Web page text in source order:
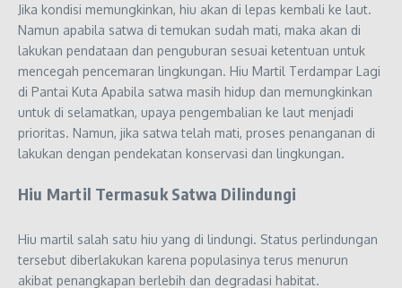
Jika kondisi memungkinkan, hiu akan di lepas kembali ke laut.
Namun apabila satwa di temukan sudah mati, maka akan di
lakukan pendataan dan penguburan sesuai ketentuan untuk
mencegah pencemaran lingkungan. Hiu Martil Terdampar Lagi
di Pantai Kuta Apabila satwa masih hidup dan memungkinkan
untuk di selamatkan, upaya pengembalian ke laut menjadi
prioritas. Namun, jika satwa telah mati, proses penanganan di
lakukan dengan pendekatan konservasi dan lingkungan.
Hiu Martil Termasuk Satwa Dilindungi
Hiu martil salah satu hiu yang di lindungi. Status perlindungan
tersebut diberlakukan karena populasinya terus menurun
akibat penangkapan berlebih dan degradasi habitat.